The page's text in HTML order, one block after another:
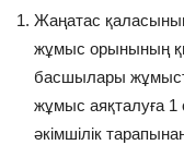
Жаңатас
жұмыс орынының
басшылары
жұмыс аяқталуға 1
әкімшілік